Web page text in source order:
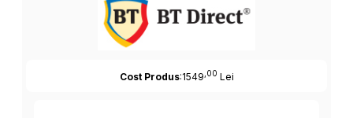
Cost Produs:1549 ,00 Lei